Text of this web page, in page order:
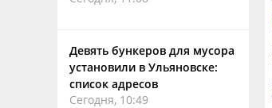
Девять бункеров для мусора
установили в Ульяновске:
список адресов
Сегодня, 10:49